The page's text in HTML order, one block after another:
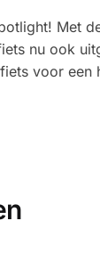
Met
nu ook
voor een